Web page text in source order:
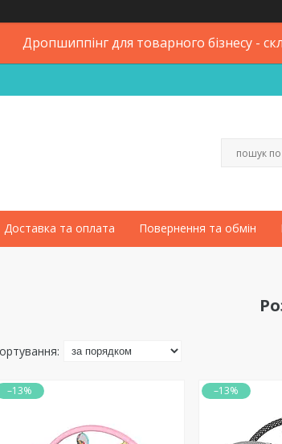
Дропшиппінг для товарного бізнесу -
Доставка та оплата Повернення та обмін
–13% –13%